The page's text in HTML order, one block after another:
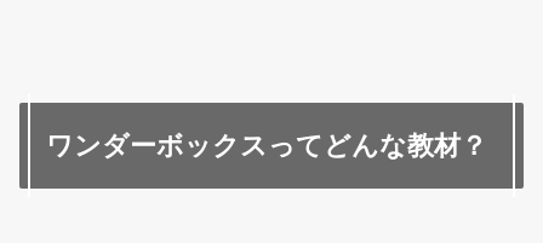
ワンダーボックスってどんな教材？